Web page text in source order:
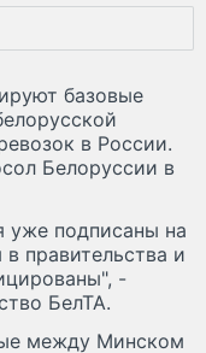
базовые
в России.
Белоруссии в
уже подписаны на
правительства и
-
БелТА.
между Минском